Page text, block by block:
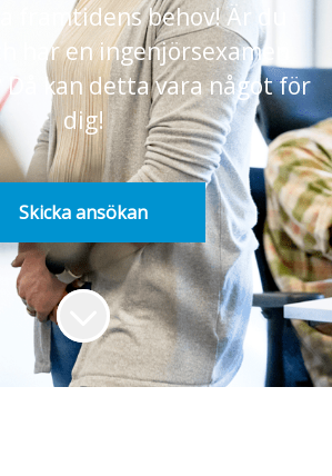
framtidens behov! Är du
har en ingenjörsexamen
kan detta vara något för
dig!
Skicka ansökan